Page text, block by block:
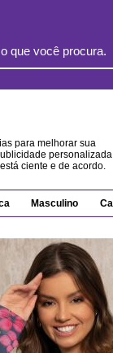
para melhorar sua
personalizada
ciente e de acordo.
Masculino